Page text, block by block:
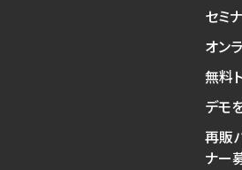
セミ
オン
無料
デモ
再販
ナー